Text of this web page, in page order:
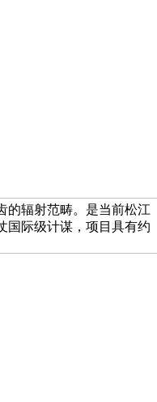
的辐射范畴。是当前松江
国际级计谋，项目具有约